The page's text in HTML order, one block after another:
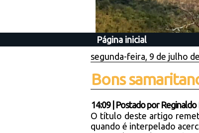
Página inicial
segunda-feira, 9 de julho
Bons
14:09| Postado por
O título deste artigo
quando é interpelado